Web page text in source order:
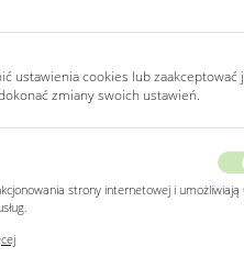
ustawienia cookies lub zaakceptować
zmiany swoich ustawień.
strony internetowej i umożliwiają
wypełniania formularzy. Dzięki plikom